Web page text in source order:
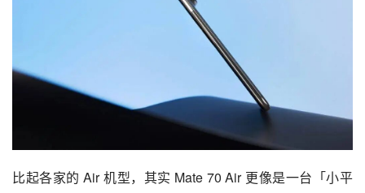
因此，即使 Mate 70 Air 厚 6.6 毫米，重量也去到了 208
克，在圆弧过渡和大屏幕的形态下，一上手也能给人一种
「轻薄」的错觉。